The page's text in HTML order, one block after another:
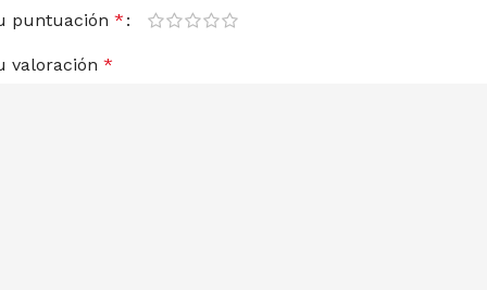
puntuación *
valoración *